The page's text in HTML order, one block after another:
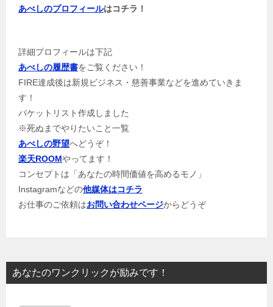
あべしのプロフィールはコチラ！
詳細プロフィールは下記
あべしの履歴書をご覧ください！
FIRE達成後は新規ビジネス・慈善事業などを進めていきま
す！
バケットリスト作成しました
※死ぬまでやりたいこと一覧
あべしの野望へどうぞ！
楽天ROOMやってます！
コンセプトは「あなたの時間価値を高めるモノ」
Instagramなどの他媒体はコチラ
お仕事のご依頼はお問い合わせページからどうぞ
あなたのワンクリックが励みです！